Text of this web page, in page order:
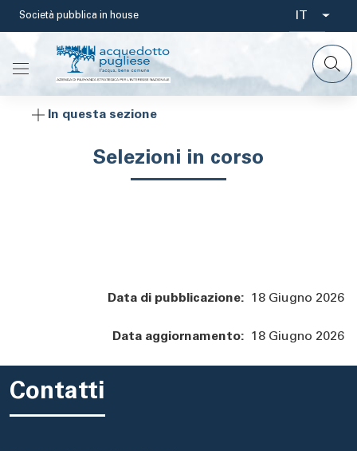
Salta
contenuto
principale
Società pubblica in house
Select
your
IT
In questa sezione
Selezioni in corso
Data di pubblicazione: 18 Giugno 2026
Data aggiornamento: 18 Giugno 2026
Contatti